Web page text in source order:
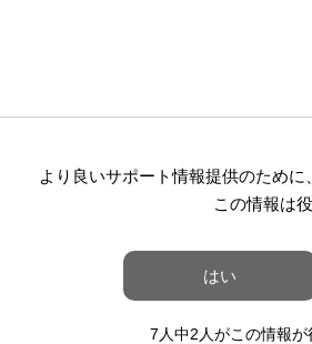
より良いサポート情報提供のために
この情報は
はい
7人中2人がこの情報が